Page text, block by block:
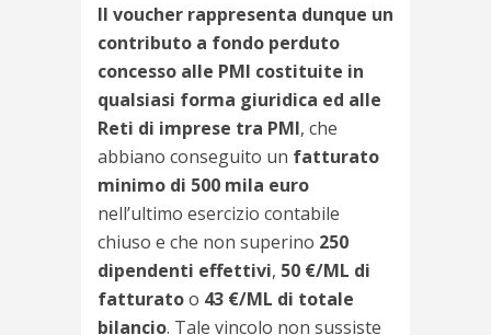
Il voucher rappresenta dunque un
contributo a fondo perduto
concesso alle PMI costituite in
qualsiasi forma giuridica ed alle
Reti di imprese tra PMI, che
abbiano conseguito un fatturato
minimo di 500 mila euro
nell’ultimo esercizio contabile
chiuso e che non superino 250
dipendenti effettivi, 50 €/ML di
fatturatoo 43 €/ML di totale
bilancio. Tale vincolo non sussiste